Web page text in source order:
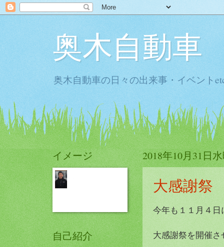
奥木自動車
奥木自動車の日々の出来事・イベント
2018年10月31日
大感謝祭
今年も１１月４日
大感謝祭を開催
イメージ
自己紹介